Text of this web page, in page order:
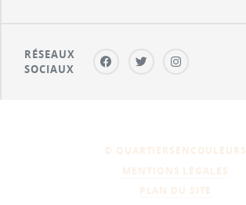
RÉSEAUX
SOCIAUX
© QUARTIERSENCOULEURS
MENTIONS LÉGALES
PLAN DU SITE